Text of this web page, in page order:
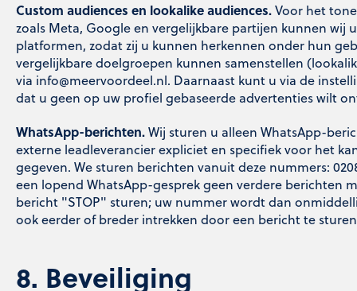
Custom audiences en lookalike audiences.Voor het
zoals Meta, Google en vergelijkbare partijen kunnen wij
platformen, zodat zij u kunnen herkennen onder hun
vergelijkbare doelgroepen kunnen samenstellen
via info@meervoordeel.nl. Daarnaast kunt u via de
dat u geen op uw profiel gebaseerde advertenties wilt
WhatsApp-berichten.Wij sturen u alleen WhatsApp-
externe leadleverancier expliciet en specifiek voor het
gegeven. We sturen berichten vanuit deze nummers:
een lopend WhatsApp-gesprek geen verdere berichten
bericht "STOP" sturen; uw nummer wordt dan
ook eerder of breder intrekken door een bericht te
8. Beveiliging